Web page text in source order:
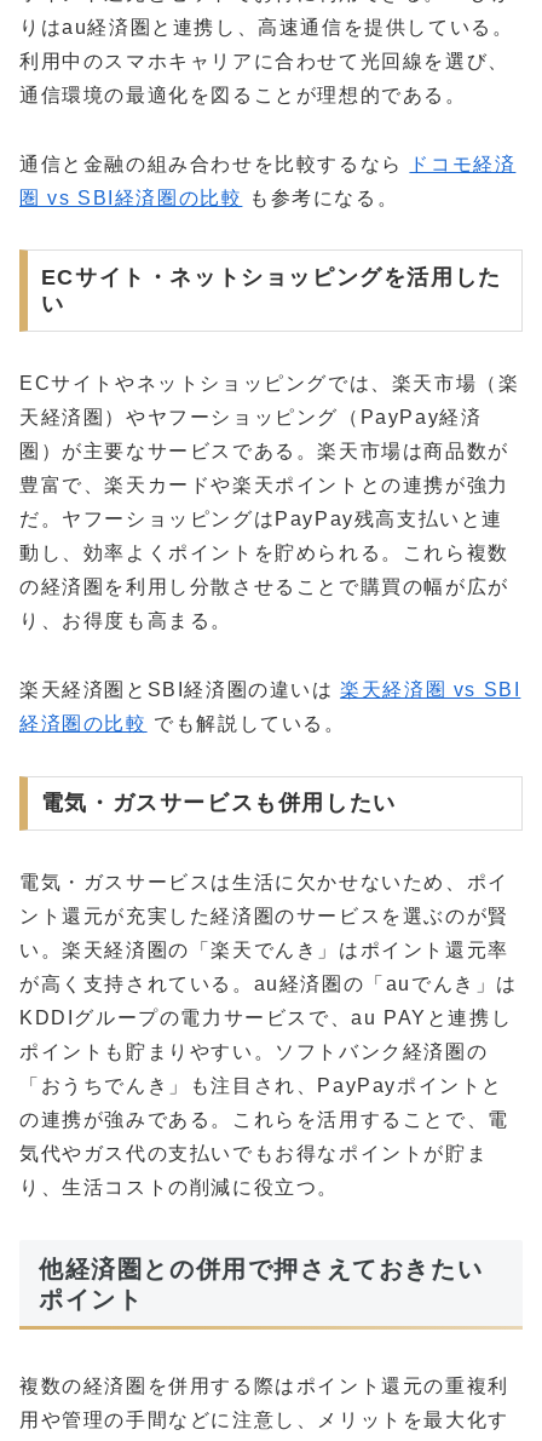
りはau経済圏と連携し、高速通信を提供している。
利用中のスマホキャリアに合わせて光回線を選び、
通信環境の最適化を図ることが理想的である。
通信と金融の組み合わせを比較するなら
ドコモ経済
圏 vs SBI経済圏の比較
も参考になる。
ECサイト・ネットショッピングを活用した
い
ECサイトやネットショッピングでは、楽天市場（楽
天経済圏）やヤフーショッピング（PayPay経済
圏）が主要なサービスである。楽天市場は商品数が
豊富で、楽天カードや楽天ポイントとの連携が強力
だ。ヤフーショッピングはPayPay残高支払いと連
動し、効率よくポイントを貯められる。これら複数
の経済圏を利用し分散させることで購買の幅が広が
り、お得度も高まる。
楽天経済圏とSBI経済圏の違いは楽天経済圏 vs SBI
経済圏の比較 でも解説している。
電気・ガスサービスも併用したい
電気・ガスサービスは生活に欠かせないため、ポイ
ント還元が充実した経済圏のサービスを選ぶのが賢
い。楽天経済圏の「楽天でんき」はポイント還元率
が高く支持されている。au経済圏の「auでんき」は
KDDIグループの電力サービスで、au PAYと連携し
ポイントも貯まりやすい。ソフトバンク経済圏の
「おうちでんき」も注目され、PayPayポイントと
の連携が強みである。これらを活用することで、電
気代やガス代の支払いでもお得なポイントが貯ま
り、生活コストの削減に役立つ。
他経済圏との併用で押さえておきたい
ポイント
複数の経済圏を併用する際はポイント還元の重複利
用や管理の手間などに注意し、メリットを最大化す